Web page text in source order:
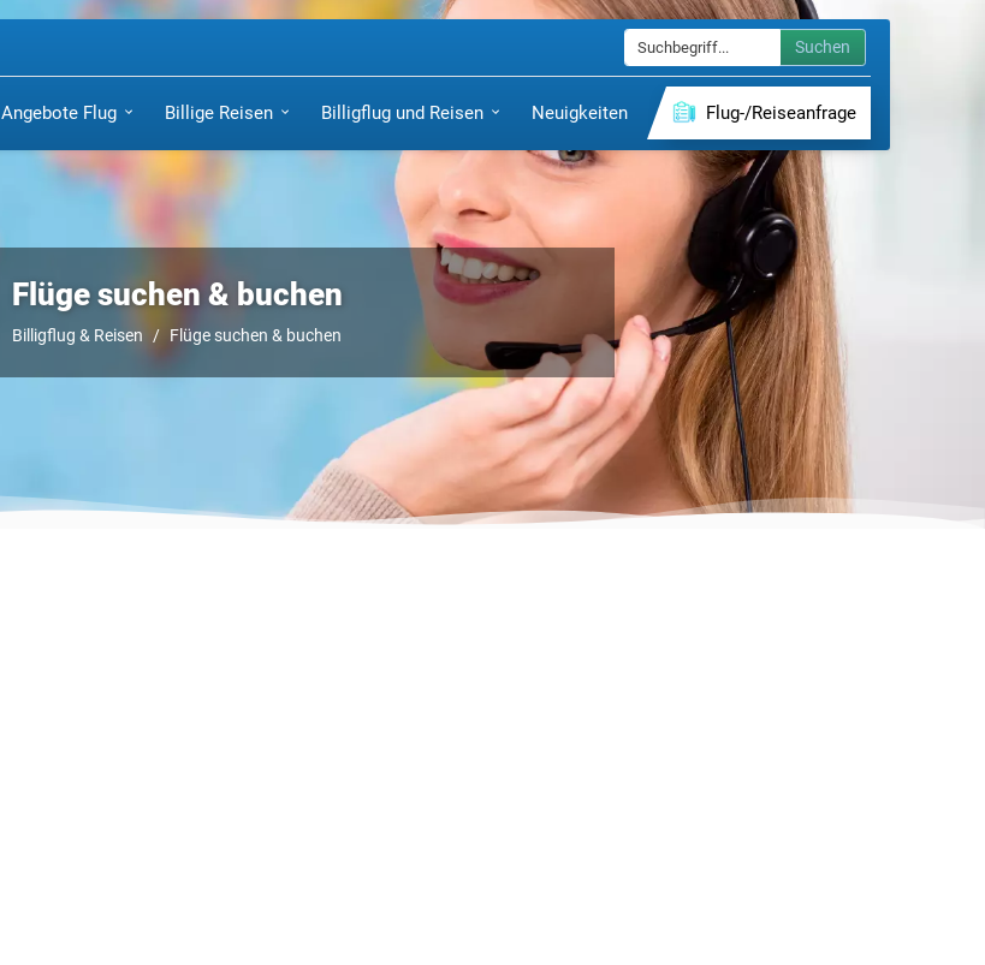
Suchen
Angebote Flug Billige Reisen Billigflug und Reisen Neuigkeiten Flug-/Reiseanfrage
Flüge suchen & buchen
Billigflug & Reisen Flüge suchen & buchen